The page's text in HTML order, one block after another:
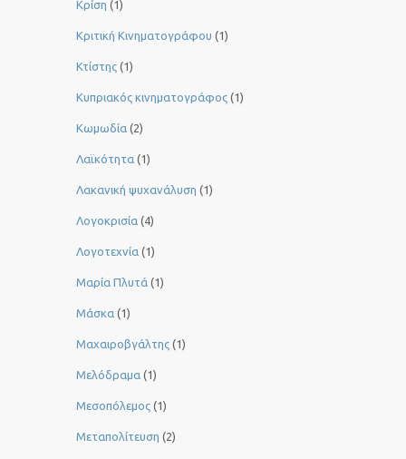
Κρίση (1)
Κριτική Κινηματογράφου (1)
Κτίστης (1)
Κυπριακός κινηματογράφος (1)
Κωμωδία (2)
Λαϊκότητα (1)
Λακανική ψυχανάλυση (1)
Λογοκρισία (4)
Λογοτεχνία (1)
Μαρία Πλυτά (1)
Μάσκα (1)
Μαχαιροβγάλτης (1)
Μελόδραμα (1)
Μεσοπόλεμος (1)
Μεταπολίτευση (2)